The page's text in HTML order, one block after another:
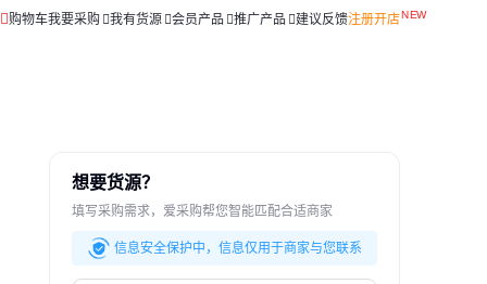
购物车我要采购 我有货源 会员产品 推广产品 建议反馈注册开店
想要货源？
填写采购需求，爱采购帮您智能匹配合适商家
信息安全保护中，信息仅用于商家与您联系